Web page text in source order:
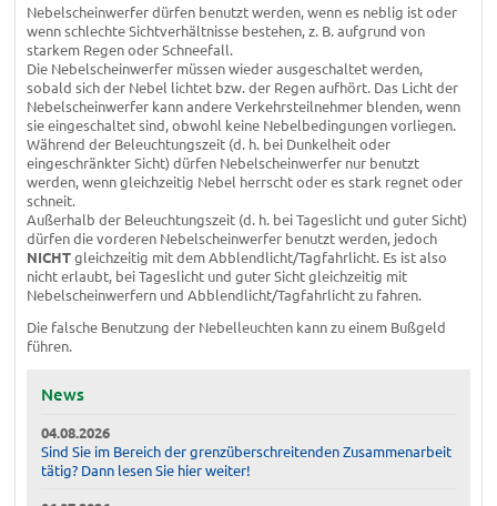
Nebelscheinwerfer dürfen benutzt werden, wenn es neblig ist oder
wenn schlechte Sichtverhältnisse bestehen, z. B. aufgrund von
starkem Regen oder Schneefall.
Die Nebelscheinwerfer müssen wieder ausgeschaltet werden,
sobald sich der Nebel lichtet bzw. der Regen aufhört. Das Licht der
Nebelscheinwerfer kann andere Verkehrsteilnehmer blenden, wenn
sie eingeschaltet sind, obwohl keine Nebelbedingungen vorliegen.
Während der Beleuchtungszeit (d. h. bei Dunkelheit oder
eingeschränkter Sicht) dürfen Nebelscheinwerfer nur benutzt
werden, wenn gleichzeitig Nebel herrscht oder es stark regnet oder
schneit.
Außerhalb der Beleuchtungszeit (d. h. bei Tageslicht und guter Sicht)
dürfen die vorderen Nebelscheinwerfer benutzt werden, jedoch
NICHTgleichzeitig mit dem Abblendlicht/Tagfahrlicht. Es ist also
nicht erlaubt, bei Tageslicht und guter Sicht gleichzeitig mit
Nebelscheinwerfern und Abblendlicht/Tagfahrlicht zu fahren.
Die falsche Benutzung der Nebelleuchten kann zu einem Bußgeld
führen.
News
04.08.2026
Sind Sie im Bereich der grenzüberschreitenden Zusammenarbeit
tätig? Dann lesen Sie hier weiter!